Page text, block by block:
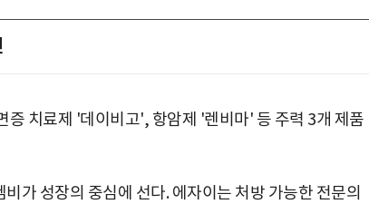
증 치료제 '데이비고', 항암제 '렌비마' 등 주력 3개 제품
가 성장의 중심에 선다. 에자이는 처방 가능한 전문의